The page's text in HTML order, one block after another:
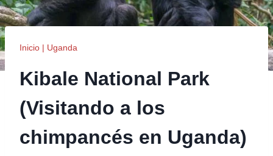
Inicio | Uganda
Kibale National Park
(Visitando a los
chimpancés en Uganda)